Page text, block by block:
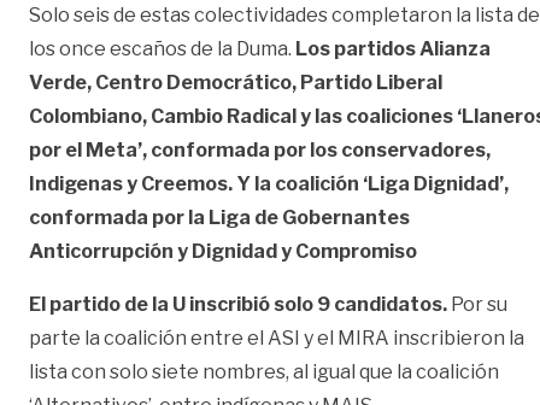
Solo seis de estas colectividades completaron la lista de
los once escaños de la Duma. Los partidos Alianza
Verde, Centro Democrático, Partido Liberal
Colombiano, Cambio Radical y las coaliciones
por el Meta’, conformada por los conservadores,
Indigenas y Creemos. Y la coalición ‘Liga Dignidad’,
conformada por la Liga de Gobernantes
Anticorrupción y Dignidad y Compromiso
El partido de la U inscribió solo 9 candidatos. Por su
parte la coalición entre el ASI y el MIRA inscribieron la
lista con solo siete nombres, al igual que la coalición